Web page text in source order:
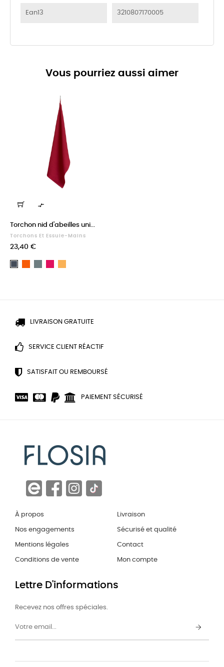
Ean13 3210807170005
Vous pourriez aussi aimer

Torchon nid d'abeilles uni...
Torchons Et Essuie-Mains
Prix
23,40 €
LIVRAISON GRATUITE
SERVICE CLIENT RÉACTIF
SATISFAIT OU REMBOURSÉ
PAIEMENT SÉCURISÉ
À propos
Nos engagements
Mentions légales
Conditions de vente
Livraison
Sécurisé et qualité
Contact
Mon compte
Lettre D'informations
Recevez nos offres spéciales.